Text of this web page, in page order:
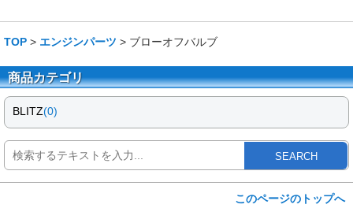
TOP > エンジンパーツ > ブローオフバルブ
商品カテゴリ
BLITZ(0)
SEARCH
このページのトップへ